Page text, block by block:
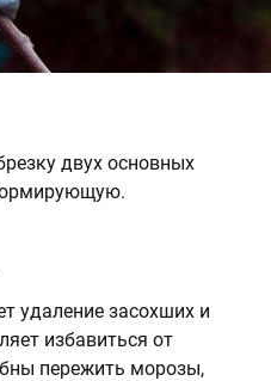
двух основных
удаление засохших и
избавиться от
пережить морозы,